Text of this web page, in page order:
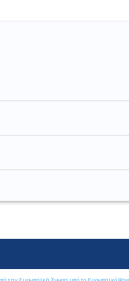
την Ευρωπαϊκή Ένωση υπό το Ευρωπαϊκό